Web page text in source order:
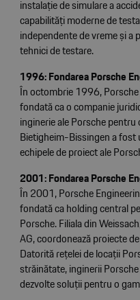
instalație de simulare a
capabilități moderne de
independente de vreme și
tehnici de testare.
1996: Fondarea Porsche
În octombrie 1996,
fondată ca o companie
inginerie ale Porsche
Bietigheim-Bissingen a
echipele de proiect ale
2001: Fondarea Porsche
În 2001, Porsche
fondată ca holding central
Porsche. Filiala din
AG, coordonează proiecte
Datorită rețelei de locații
străinătate, inginerii
dezvolte soluții pentru o